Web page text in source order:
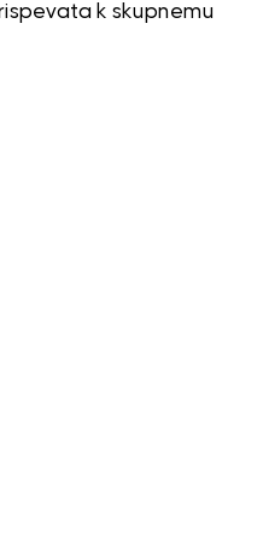
k skupnemu